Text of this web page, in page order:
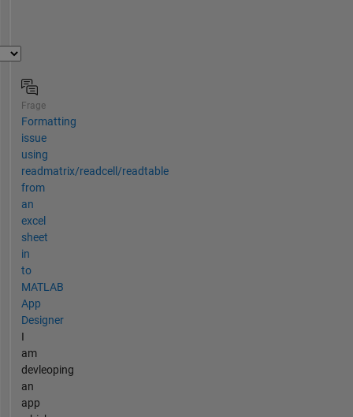
Frage
Formatting
issue
using
readmatrix/readcell/readtable
from
an
excel
sheet
in
to
MATLAB
App
Designer
I
am
devleoping
an
app